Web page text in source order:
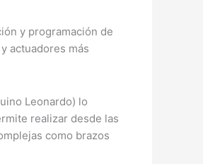
y programación de
actuadores más
Leonardo) lo
realizar desde las
como brazos